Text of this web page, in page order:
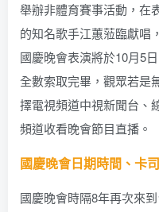
舉辦非體育賽事活動，在
的知名歌手江蕙蒞臨獻唱
國慶晚會表演將於10月5
全數索取完畢，觀眾若是
擇電視頻道中視新聞台、
頻道收看晚會節目直播。
國慶晚會日期時間、卡
國慶晚會時隔8年再次來